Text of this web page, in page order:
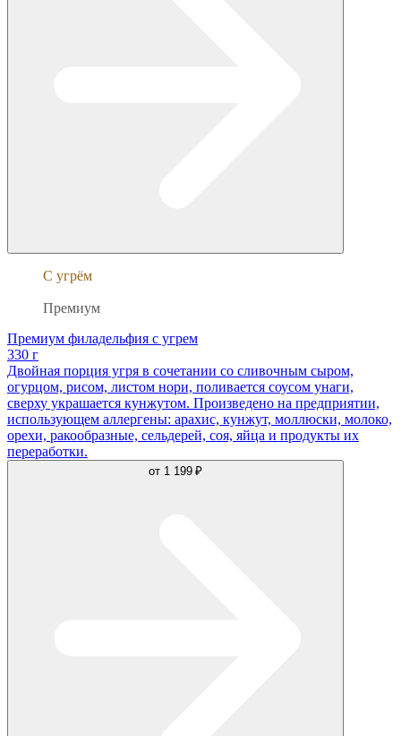
С угрём
Премиум
Премиум филадельфия с угрем
330 г
Двойная порция угря в сочетании со сливочным сыром,
огурцом, рисом, листом нори, поливается соусом унаги,
сверху украшается кунжутом. Произведено на предприятии,
использующем аллергены: арахис, кунжут, моллюски, молоко,
орехи, ракообразные, сельдерей, соя, яйца и продукты их
переработки.
от 1 199 ₽